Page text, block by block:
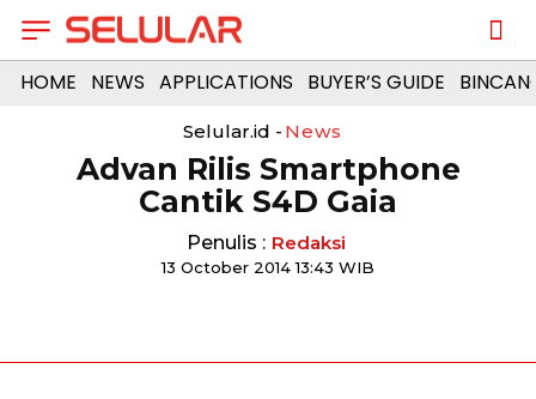
HOME NEWS APPLICATIONS BUYER’S GUIDE
Selular.id - News
Advan Rilis Smartphone
Cantik S4D Gaia
Penulis : Redaksi
13 October 2014 13:43 WIB